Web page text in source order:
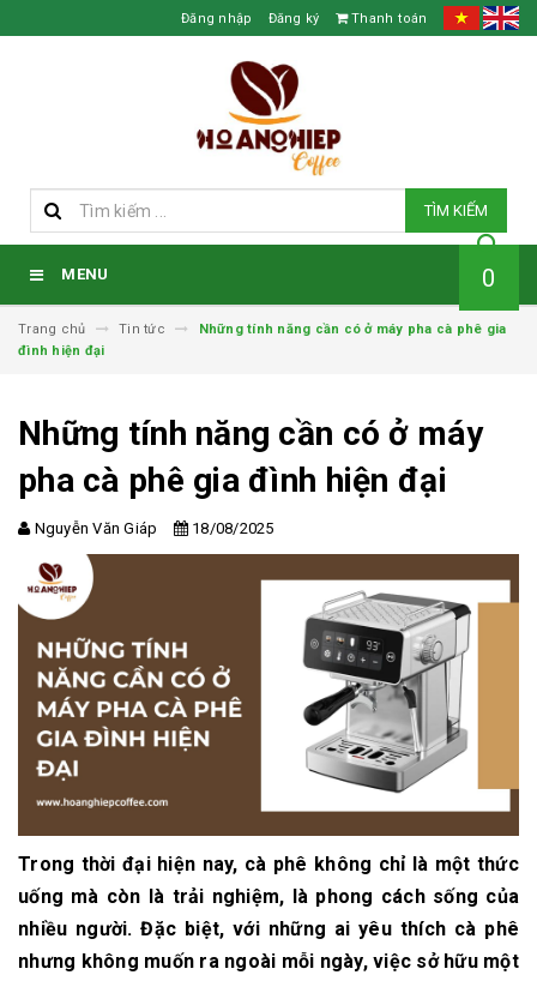
Đăng nhập Đăng ký Thanh toán
TÌM KIẾM
MENU 0
Trang chủ Tin tức
Những tính năng cần có ở máy pha cà phê gia
đình hiện đại
Những tính năng cần có ở máy
pha cà phê gia đình hiện đại
Nguyễn Văn Giáp 18/08/2025
Trong thời đại hiện nay, cà phê không chỉ là một thức
uống mà còn là trải nghiệm, là phong cách sống của
nhiều người. Đặc biệt, với những ai yêu thích cà phê
nhưng không muốn ra ngoài mỗi ngày, việc sở hữu một